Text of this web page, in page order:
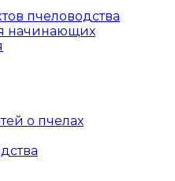
пчеловодства
начинающих
о пчелах